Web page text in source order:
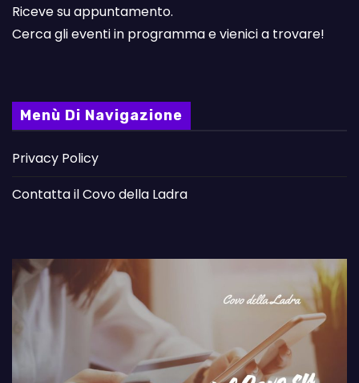
Riceve su appuntamento.
Cerca gli eventi in programma e vienici a trovare!
Menù Di Navigazione
Privacy Policy
Contatta il Covo della Ladra